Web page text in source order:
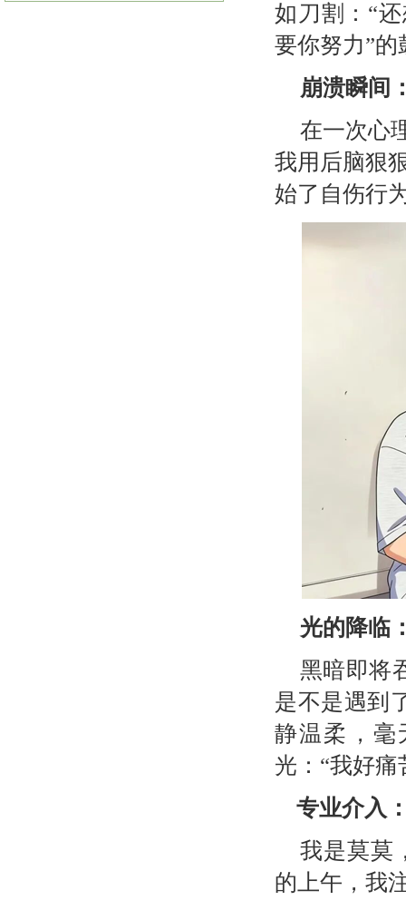
如刀割：“
要你努力”
崩溃瞬间
在一次心
我用后脑狠
始了自伤行
光的降临
黑暗即将
是不是遇到
静温柔，毫
光：“我好痛
专业介入
我是莫莫
的上午，我